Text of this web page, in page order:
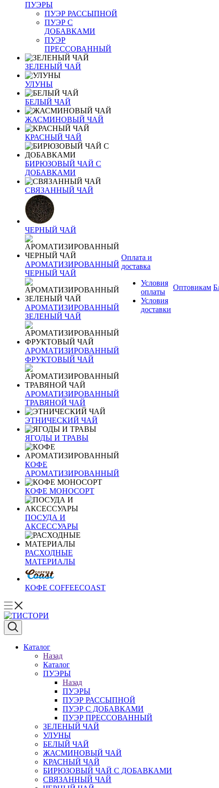
ПУЭРЫ
ПУЭР РАССЫПНОЙ
ПУЭР С
ДОБАВКАМИ
ПУЭР
ПРЕССОВАННЫЙ
ЗЕЛЕНЫЙ ЧАЙ
УЛУНЫ
БЕЛЫЙ ЧАЙ
ЖАСМИНОВЫЙ ЧАЙ
КРАСНЫЙ ЧАЙ
БИРЮЗОВЫЙ ЧАЙ С
ДОБАВКАМИ
СВЯЗАННЫЙ ЧАЙ
ЧЕРНЫЙ ЧАЙ
АРОМАТИЗИРОВАННЫЙ
ЧЕРНЫЙ ЧАЙ
АРОМАТИЗИРОВАННЫЙ
ЗЕЛЕНЫЙ ЧАЙ
АРОМАТИЗИРОВАННЫЙ
ФРУКТОВЫЙ ЧАЙ
АРОМАТИЗИРОВАННЫЙ
ТРАВЯНОЙ ЧАЙ
ЭТНИЧЕСКИЙ ЧАЙ
ЯГОДЫ И ТРАВЫ
КОФЕ
АРОМАТИЗИРОВАННЫЙ
КОФЕ МОНОСОРТ
ПОСУДА И
АКСЕССУАРЫ
РАСХОДНЫЕ
МАТЕРИАЛЫ
КОФЕ COFFEECOAST
Оплата и
доставка
Условия
оплаты
Условия
доставки
Оптовикам
Каталог
Назад
Каталог
ПУЭРЫ
Назад
ПУЭРЫ
ПУЭР РАССЫПНОЙ
ПУЭР С ДОБАВКАМИ
ПУЭР ПРЕССОВАННЫЙ
ЗЕЛЕНЫЙ ЧАЙ
УЛУНЫ
БЕЛЫЙ ЧАЙ
ЖАСМИНОВЫЙ ЧАЙ
КРАСНЫЙ ЧАЙ
БИРЮЗОВЫЙ ЧАЙ С ДОБАВКАМИ
СВЯЗАННЫЙ ЧАЙ